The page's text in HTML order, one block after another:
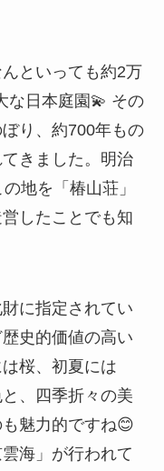
といっても約2万
な日本庭園💫 その
り、約700年もの
きました。明治
地を「椿山荘」
したことでも知
に指定されてい
史的価値の高い
桜、初夏には
、四季折々の美
魅力的ですね😊
海」が行われて